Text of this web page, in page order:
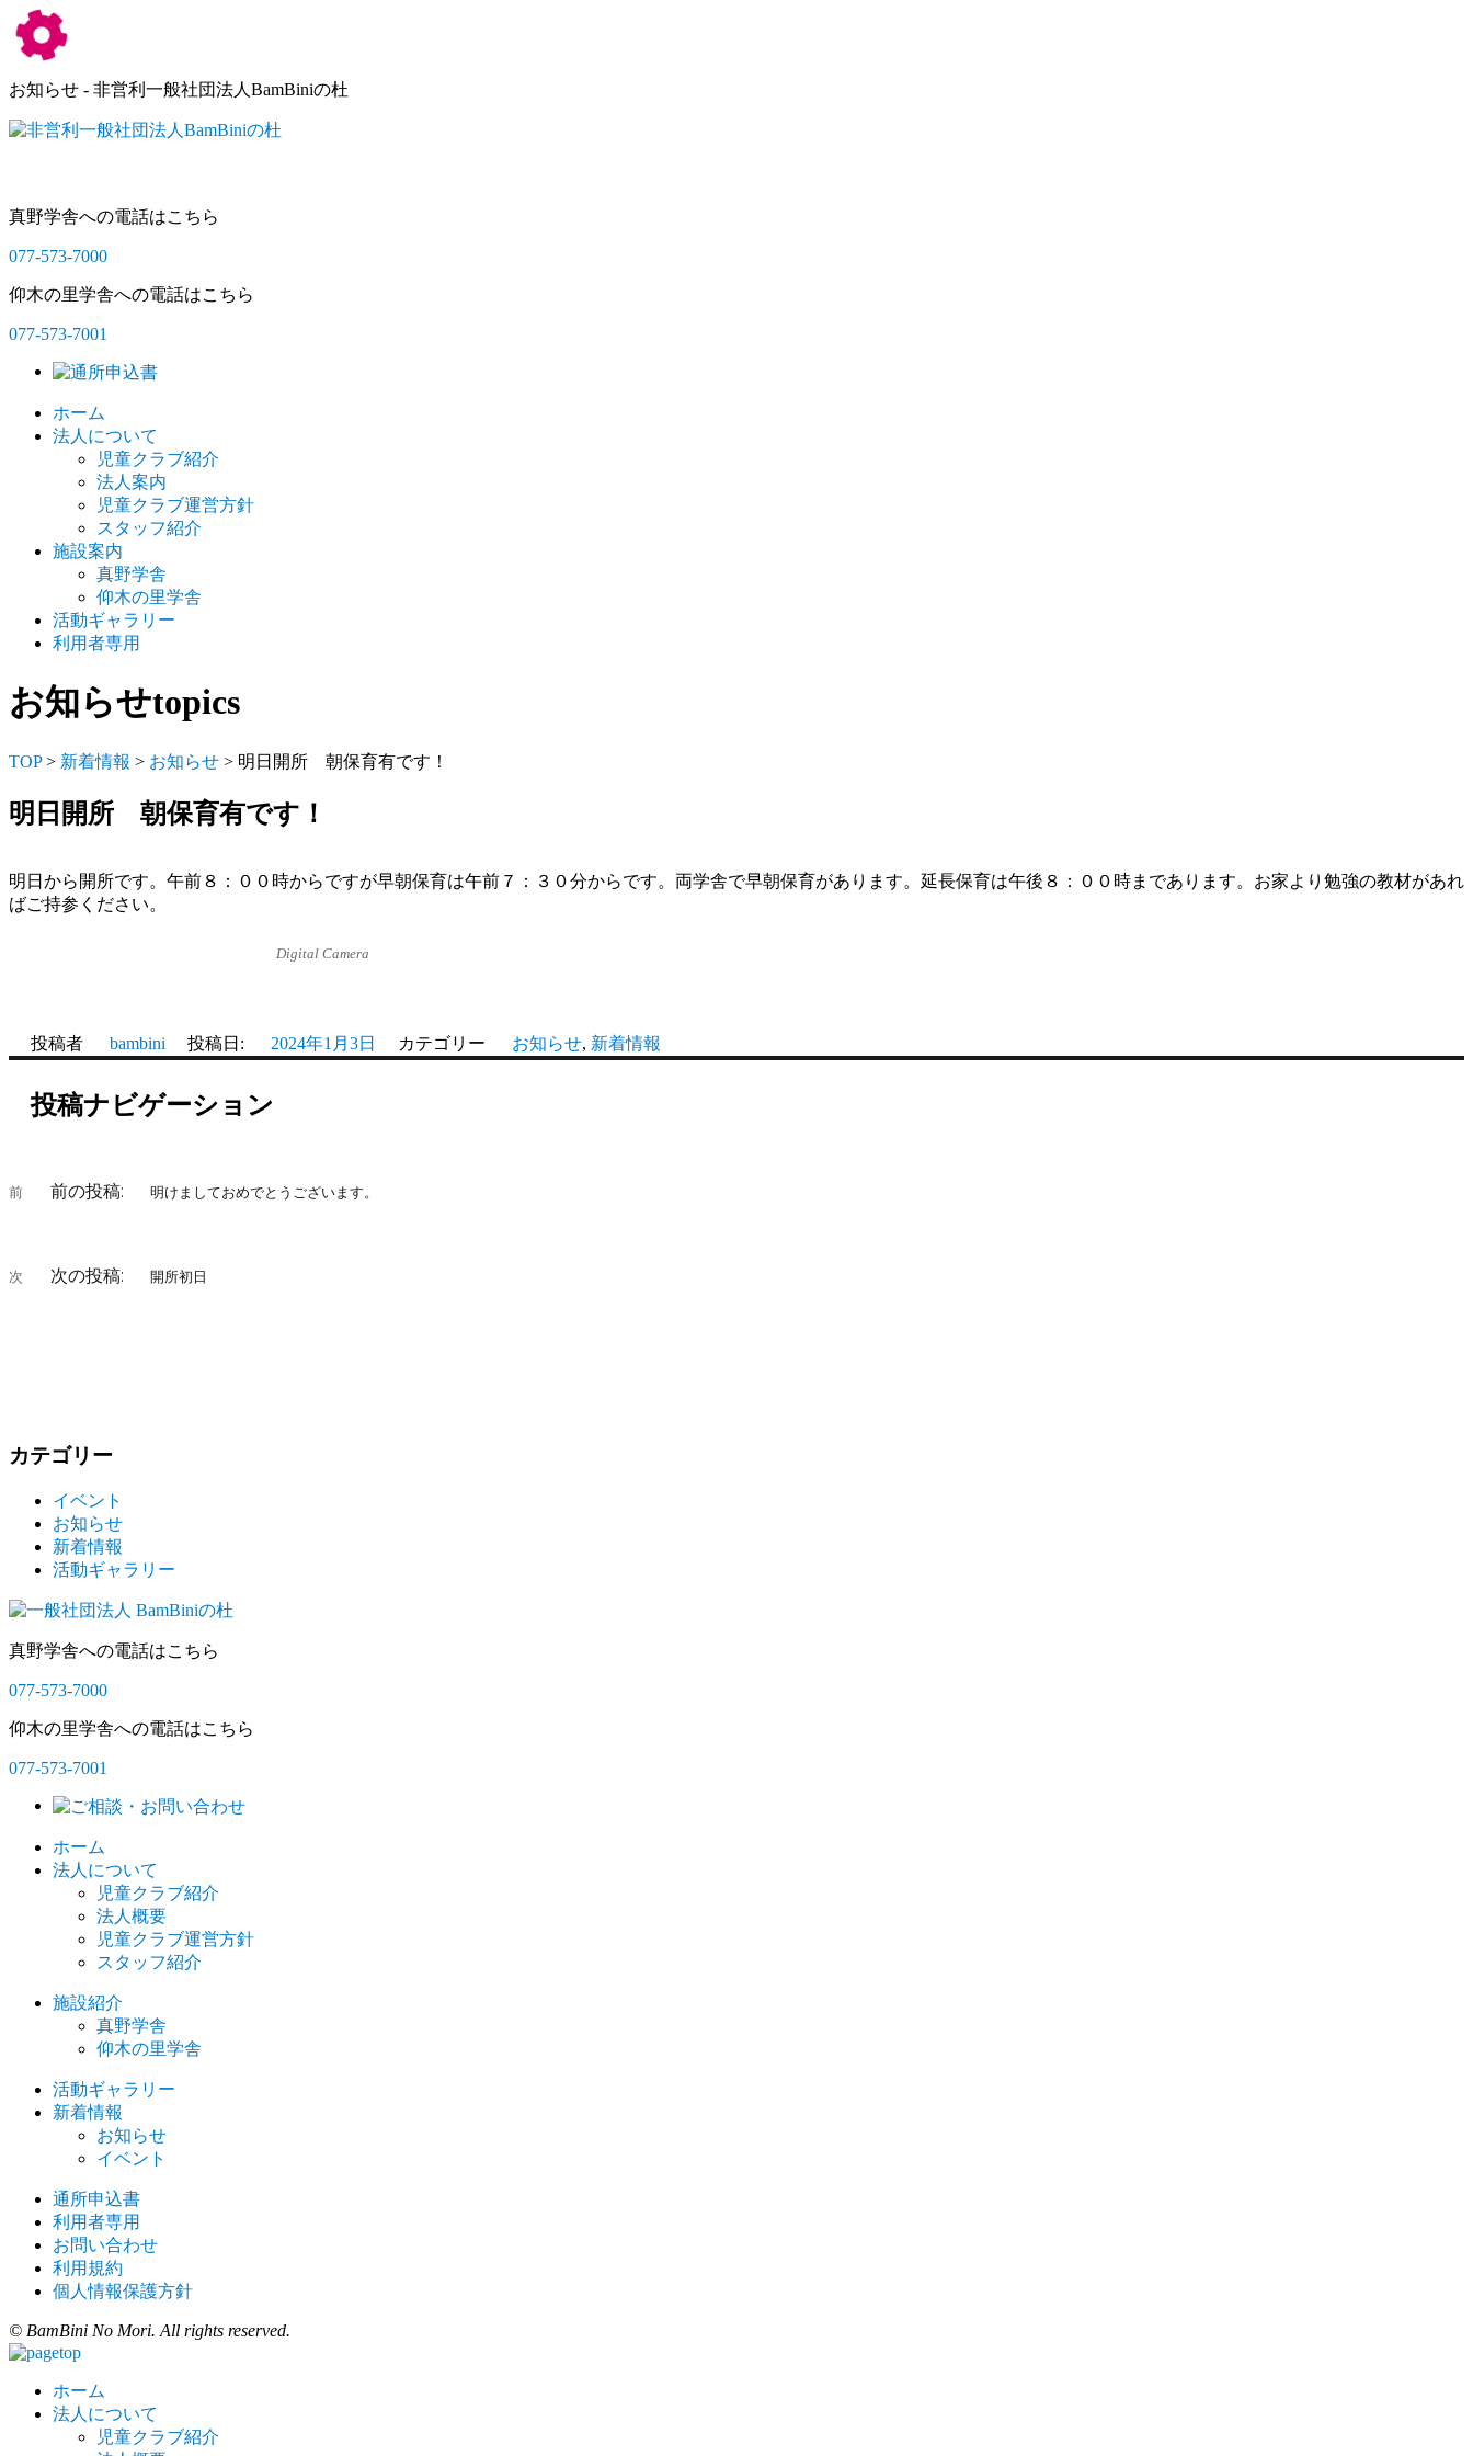
お知らせ - 非営利一般社団法人BamBiniの杜
真野学舎への電話はこちら
077-573-7000
仰木の里学舎への電話はこちら
077-573-7001
ホーム
法人について
児童クラブ紹介
法人案内
児童クラブ運営方針
スタッフ紹介
施設案内
真野学舎
仰木の里学舎
活動ギャラリー
利用者専用
お知らせtopics
TOP> 新着情報 > お知らせ > 明日開所 朝保育有です！
明日開所 朝保育有です！
明日から開所です。午前８：００時からですが早朝保育は午前７：３０分からです。両学舎で早朝保育があります。延長保育は午後８：００時まであります。お家より勉強の教材があれ
ばご持参ください。
Digital Camera
投稿者 bambini 投稿日: 2024年1月3日 カテゴリー お知らせ, 新着情報
投稿ナビゲーション
前 前の投稿: 明けましておめでとうございます。
次 次の投稿: 開所初日
カテゴリー
イベント
お知らせ
新着情報
活動ギャラリー
真野学舎への電話はこちら
077-573-7000
仰木の里学舎への電話はこちら
077-573-7001
ホーム
法人について
児童クラブ紹介
法人概要
児童クラブ運営方針
スタッフ紹介
施設紹介
真野学舎
仰木の里学舎
活動ギャラリー
新着情報
お知らせ
イベント
通所申込書
利用者専用
お問い合わせ
利用規約
個人情報保護方針
© BamBini No Mori. All rights reserved.
ホーム
法人について
児童クラブ紹介